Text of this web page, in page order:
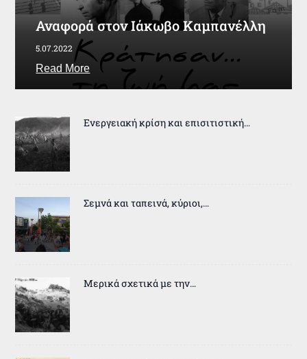
Αναφορά στον Ιάκωβο Καμπανέλλη
5.07.2022
Read More
Ενεργειακή κρίση και επισιτιστική…
Σεμνά και ταπεινά, κύριοι,…
Μερικά σχετικά με την…